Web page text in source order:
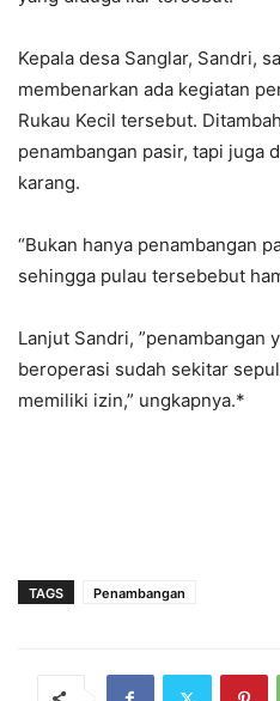
Kepala desa Sanglar, Sandri,
membenarkan ada kegiatan
Rukau Kecil tersebut.
penambangan pasir, tapi juga
karang.
“Bukan hanya penambangan
sehingga pulau tersebebut
Lanjut Sandri, ”penambangan
beroperasi sudah sekitar
memiliki izin,” ungkapnya.*
TAGS Penambangan